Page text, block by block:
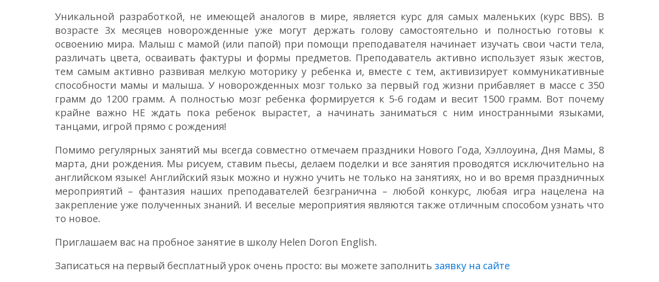
Уникальной разработкой, не имеющей аналогов в мире, является курс для самых маленьких (курс BBS). В
возрасте 3х месяцев новорожденные уже могут держать голову самостоятельно и полностью готовы к
освоению мира. Малыш с мамой (или папой) при помощи преподавателя начинает изучать свои части тела,
различать цвета, осваивать фактуры и формы предметов. Преподаватель активно использует язык жестов,
тем самым активно развивая мелкую моторику у ребенка и, вместе с тем, активизирует коммуникативные
способности мамы и малыша. У новорожденных мозг только за первый год жизни прибавляет в массе с 350
грамм до 1200 грамм. А полностью мозг ребенка формируется к 5-6 годам и весит 1500 грамм. Вот почему
крайне важно НЕ ждать пока ребенок вырастет, а начинать заниматься с ним иностранными языками,
танцами, игрой прямо с рождения!
Помимо регулярных занятий мы всегда совместно отмечаем праздники Нового Года, Хэллоуина, Дня Мамы, 8
марта, дни рождения. Мы рисуем, ставим пьесы, делаем поделки и все занятия проводятся исключительно на
английском языке! Английский язык можно и нужно учить не только на занятиях, но и во время праздничных
мероприятий – фантазия наших преподавателей безгранична – любой конкурс, любая игра нацелена на
закрепление уже полученных знаний. И веселые мероприятия являются также отличным способом узнать что
то новое.
Приглашаем вас на пробное занятие в школу Helen Doron English.
Записаться на первый бесплатный урок очень просто: вы можете заполнить заявку на сайте